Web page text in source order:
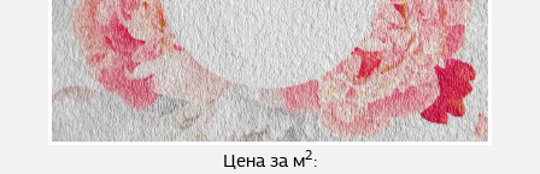
Цена за м2: